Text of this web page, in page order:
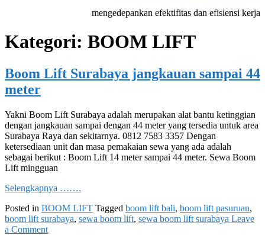
mengedepankan efektifitas dan efisiensi kerja
to
Kategori: BOOM LIFT
Boom Lift Surabaya jangkauan sampai 44
meter
Yakni Boom Lift Surabaya adalah merupakan alat bantu ketinggian
dengan jangkauan sampai dengan 44 meter yang tersedia untuk area
Surabaya Raya dan sekitarnya. 0812 7583 3357 Dengan
ketersediaan unit dan masa pemakaian sewa yang ada adalah
sebagai berikut : Boom Lift 14 meter sampai 44 meter. Sewa Boom
Lift mingguan
Selengkapnya …….
Posted in BOOM LIFT Tagged boom lift bali, boom lift pasuruan,
boom lift surabaya, sewa boom lift, sewa boom lift surabaya Leave
a Commenton